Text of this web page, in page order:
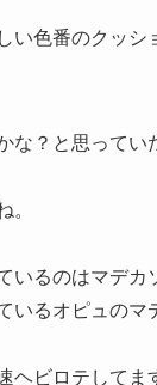
い色番のクッ
な？と思って
。
るのはマデカ
るオピュの
ヘビロテしてま